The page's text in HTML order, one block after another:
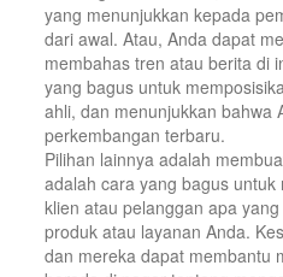
yang menunjukkan kepada
dari awal. Atau, Anda dapat
membahas tren atau berita di
yang bagus untuk
ahli, dan menunjukkan bahwa
perkembangan terbaru.
Pilihan lainnya adalah
adalah cara yang bagus
klien atau pelanggan apa
produk atau layanan Anda.
dan mereka dapat membantu